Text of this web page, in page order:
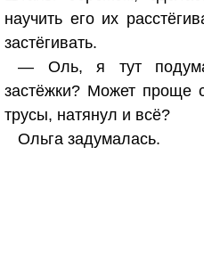
научить его их
застёгивать.
— Оль, я тут
застёжки? Может проще
трусы, натянул и всё?
Ольга задумалась.